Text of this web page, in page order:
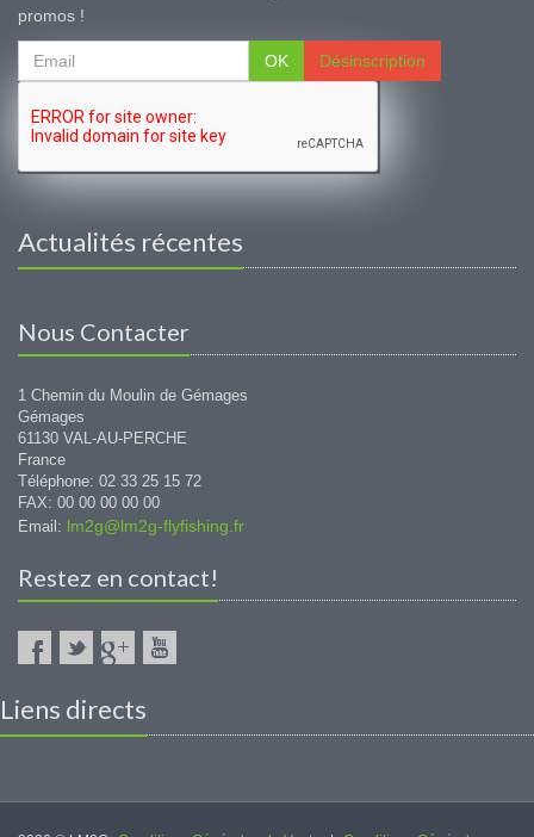
promos !
OK Désinscription
Actualités récentes
Nous Contacter
1 Chemin du Moulin de Gémages
Gémages
61130 VAL-AU-PERCHE
France
Téléphone: 02 33 25 15 72
FAX: 00 00 00 00 00
Email: lm2g@lm2g-flyfishing.fr
Restez en contact!
Liens directs